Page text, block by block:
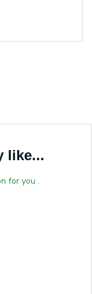
like...
for you .